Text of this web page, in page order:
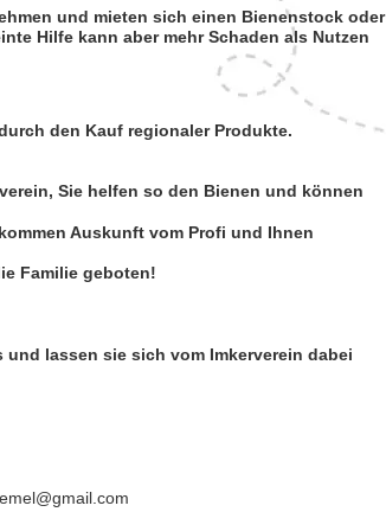
und mieten sich einen Bienenstock oder
Hilfe kann aber mehr Schaden als Nutzen
den Kauf regionaler Produkte.
Sie helfen so den Bienen und können
Auskunft vom Profi und Ihnen
Familie geboten!
lassen sie sich vom Imkerverein dabei